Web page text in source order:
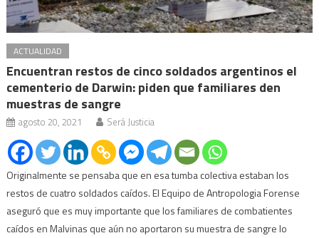
ACTUALIDAD
Encuentran restos de cinco soldados argentinos el
cementerio de Darwin: piden que familiares den
muestras de sangre
agosto 20, 2021 Será Justicia
Originalmente se pensaba que en esa tumba colectiva estaban los
restos de cuatro soldados caídos. El Equipo de Antropologia Forense
aseguró que es muy importante que los familiares de combatientes
caídos en Malvinas que aún no aportaron su muestra de sangre lo